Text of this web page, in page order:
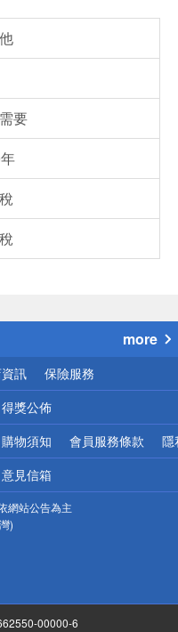
要
more
訊 保險服務
得獎公佈
購物須知 會員服務條款 隱
意見信箱
網站公告為主
)
00000-6